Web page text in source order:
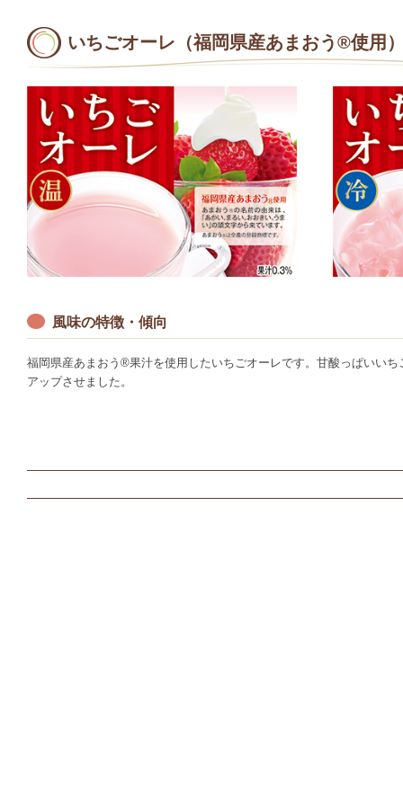
いちごオーレ（福岡県産あまおう®使用
風味の特徴・傾向
福岡県産あまおう®果汁を使用したいちごオーレです。甘酸っぱいい
アップさせました。